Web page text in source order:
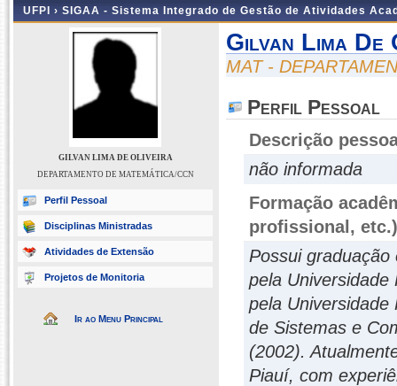
UFPI › SIGAA - Sistema Integrado de Gestão de Atividades
GILVAN LIMA DE OLIVEIRA
DEPARTAMENTO DE MATEMÁTICA/CCN
Perfil Pessoal
Disciplinas Ministradas
Atividades de Extensão
Projetos de Monitoria
Ir ao Menu Principal
Gilvan Lima De
MAT -
Perfil Pessoal
Descrição
não informada
Formação
profissional, etc.)
Possui
pela
pela
de Sistemas e
(2002).
Piauí, com